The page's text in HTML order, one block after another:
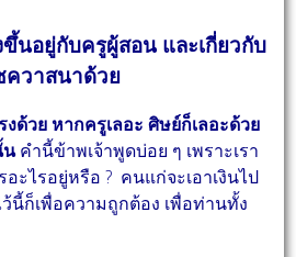
นอยู่กับครูผู้สอน และเกี่ยวกับ
ควาสนาด้วย
ด้วย หากครูเลอะ ศิษย์ก็เลอะด้วย
นคำนี้ข้าพเจ้าพูดบ่อย ๆ เพราะเรา
ะไรอยู่หรือ ? คนแก่จะเอาเงินไป
นี้ก็เพื่อความถูกต้อง เพื่อท่านทั้ง